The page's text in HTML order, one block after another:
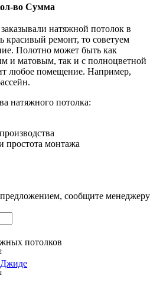
во Сумма
натяжной потолок в
красивый ремонт, то советуем
Полотно может быть как
и матовым, так и с полноцветной
любое помещение. Например,
натяжного потолка:
простота монтажа
сообщите менеджеру
потолков